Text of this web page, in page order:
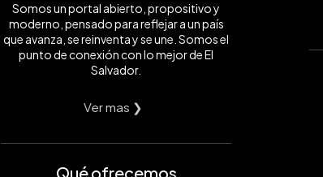
Somos un portal abierto, propositivo y
moderno, pensado para reflejar a un país
que avanza, se reinventa y se une. Somos el
punto de conexión con lo mejor de El
Salvador.
Ver mas ❯
Qué ofrecemos